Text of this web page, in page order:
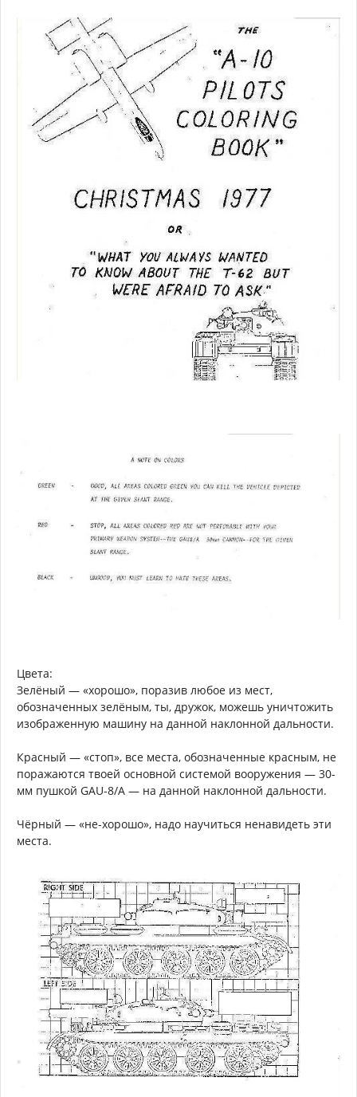
Цвета:
Зелёный — «хорошо», поразив любое из мест,
обозначенных зелёным, ты, дружок, можешь уничтожить
изображенную машину на данной наклонной дальности.
Красный — «стоп», все места, обозначенные красным, не
поражаются твоей основной системой вооружения — 30-
мм пушкой GAU-8/A — на данной наклонной дальности.
Чёрный — «не-хорошо», надо научиться ненавидеть эти
места.